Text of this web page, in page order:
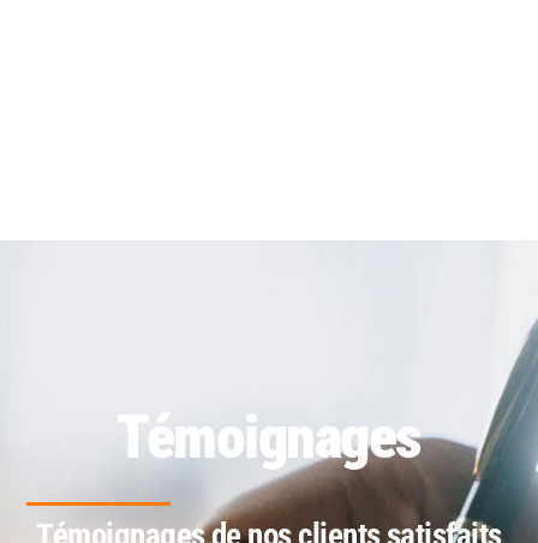
Témoignages
Témoignages de nos clients satisfaits